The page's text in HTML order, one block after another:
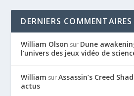
DERNIERS COMMENTAIRES
William Olson sur Dune
l’univers des jeux vidéo de
William surAssassin’s Creed
actus